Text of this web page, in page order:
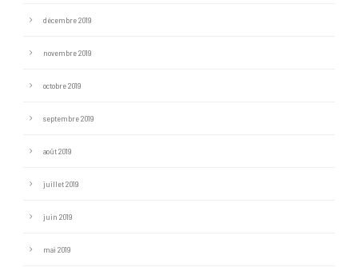
décembre 2019
novembre 2019
octobre 2019
septembre 2019
août 2019
juillet 2019
juin 2019
mai 2019